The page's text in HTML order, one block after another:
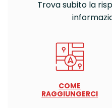
Trova subito la
COME
RAGGIUNGERCI